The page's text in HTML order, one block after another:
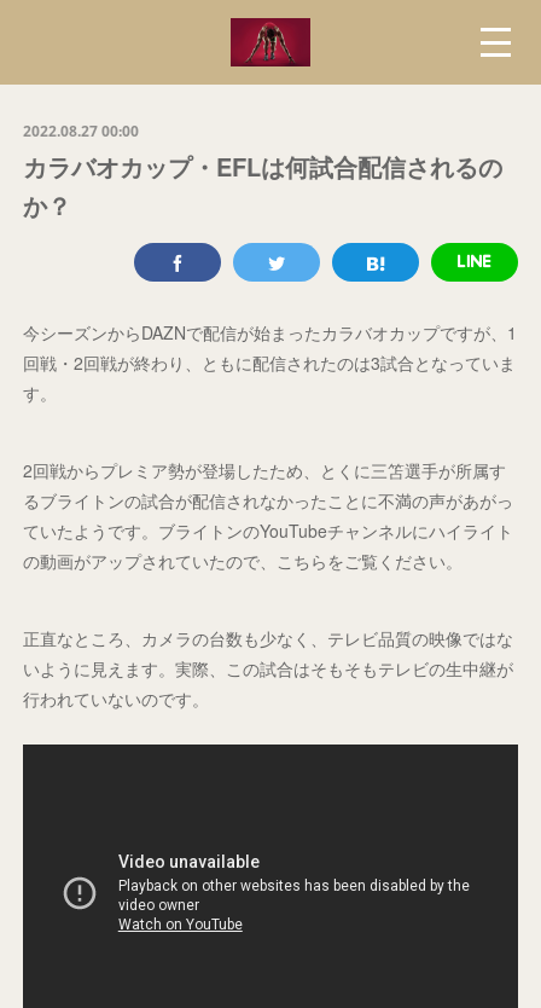
2022.08.27 00:00
カラバオカップ・EFLは何試合配信されるの
か？
今シーズンからDAZNで配信が始まったカラバオカップですが、1
回戦・2回戦が終わり、ともに配信されたのは3試合となっていま
す。
2回戦からプレミア勢が登場したため、とくに三笘選手が所属す
るブライトンの試合が配信されなかったことに不満の声があがっ
ていたようです。ブライトンのYouTubeチャンネルにハイライト
の動画がアップされていたので、こちらをご覧ください。
正直なところ、カメラの台数も少なく、テレビ品質の映像ではな
いように見えます。実際、この試合はそもそもテレビの生中継が
行われていないのです。